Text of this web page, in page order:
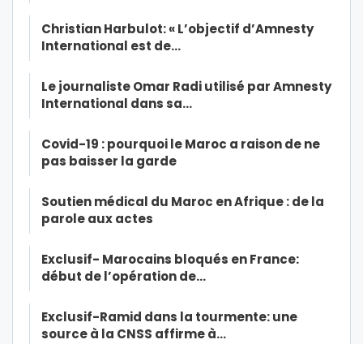
Christian Harbulot: « L’objectif d’Amnesty
International est de…
Le journaliste Omar Radi utilisé par Amnesty
International dans sa…
Covid-19 : pourquoi le Maroc a raison de ne
pas baisser la garde
Soutien médical du Maroc en Afrique : de la
parole aux actes
Exclusif- Marocains bloqués en France:
début de l’opération de…
Exclusif-Ramid dans la tourmente: une
source à la CNSS affirme à…